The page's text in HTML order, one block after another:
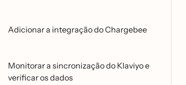
Adicionar a integração do Chargebee
Monitorar a sincronização do Klaviyo e
verificar os dados